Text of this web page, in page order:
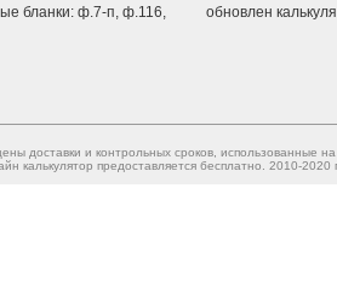
бланки: ф.7-п, ф.116,
обновлен
доставки и контрольных сроков, использованные
калькулятор предоставляется бесплатно. 2010-2020